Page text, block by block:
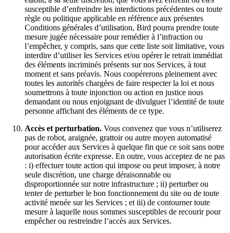
susceptible d’enfreindre les interdictions précédentes ou toute
règle ou politique applicable en référence aux présentes
Conditions générales d’utilisation, Bird pourra prendre toute
mesure jugée nécessaire pour remédier à l’infraction ou
l’empêcher, y compris, sans que cette liste soit limitative, vous
interdire d’utiliser les Services et/ou opérer le retrait immédiat
des éléments incriminés présents sur nos Services, à tout
moment et sans préavis. Nous coopérerons pleinement avec
toutes les autorités chargées de faire respecter la loi et nous
soumettrons à toute injonction ou action en justice nous
demandant ou nous enjoignant de divulguer l’identité de toute
personne affichant des éléments de ce type.
Accès et perturbation. Vous convenez que vous n’utiliserez
pas de robot, araignée, grattoir ou autre moyen automatisé
pour accéder aux Services à quelque fin que ce soit sans notre
autorisation écrite expresse. En outre, vous acceptez de ne pas
: i) effectuer toute action qui impose ou peut imposer, à notre
seule discrétion, une charge déraisonnable ou
disproportionnée sur notre infrastructure ; ii) perturber ou
tenter de perturber le bon fonctionnement du site ou de toute
activité menée sur les Services ; et iii) de contourner toute
mesure à laquelle nous sommes susceptibles de recourir pour
empêcher ou restreindre l’accès aux Services.